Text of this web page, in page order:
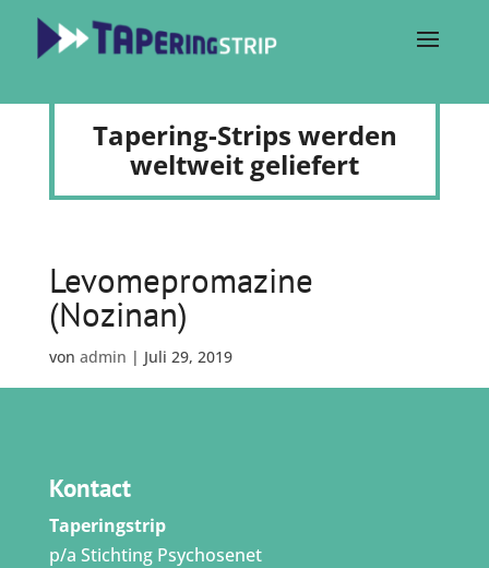
Tapering-Strips werden
weltweit geliefert
Levomepromazine
(Nozinan)
von admin | Juli 29, 2019
Kontact
Taperingstrip
p/a Stichting Psychosenet